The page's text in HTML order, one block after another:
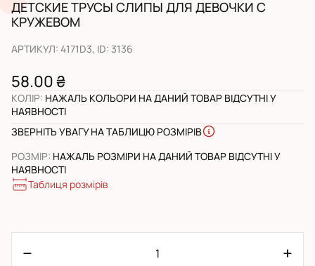
ДЕТСКИЕ ТРУСЫ СЛИПЫ ДЛЯ ДЕВОЧКИ С
КРУЖЕВОМ
АРТИКУЛ: 4171D3, ID: 3136
58.00 ₴
КОЛІР: НАЖАЛЬ КОЛЬОРИ НА ДАНИЙ ТОВАР ВІДСУТНІ У
НАЯВНОСТІ
ЗВЕРНІТЬ УВАГУ НА ТАБЛИЦЮ РОЗМІРІВ
РОЗМІР: НАЖАЛЬ РОЗМІРИ НА ДАНИЙ ТОВАР ВІДСУТНІ У
НАЯВНОСТІ
Таблиця розмірів